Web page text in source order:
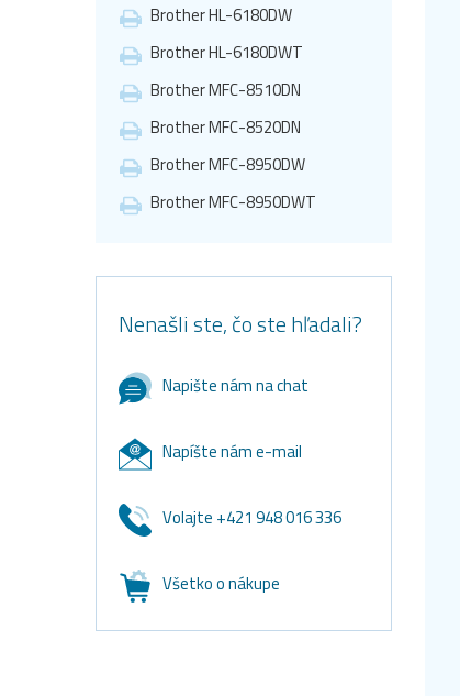
Brother HL-6180DW
Brother HL-6180DWT
Brother MFC-8510DN
Brother MFC-8520DN
Brother MFC-8950DW
Brother MFC-8950DWT
Nenašli ste, čo ste hľadali?
Napište nám na chat
Napíšte nám e-mail
Volajte +421 948 016 336
Všetko o nákupe